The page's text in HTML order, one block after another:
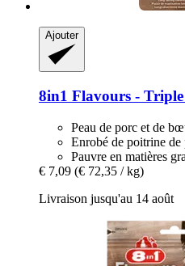
Ajouter
8in1 Flavours -​
Peau de porc et de
Enrobé de poitrine de
Pauvre en matières
€ 7,09 (€ 72,35 / kg)
Livraison jusqu'au 14 août